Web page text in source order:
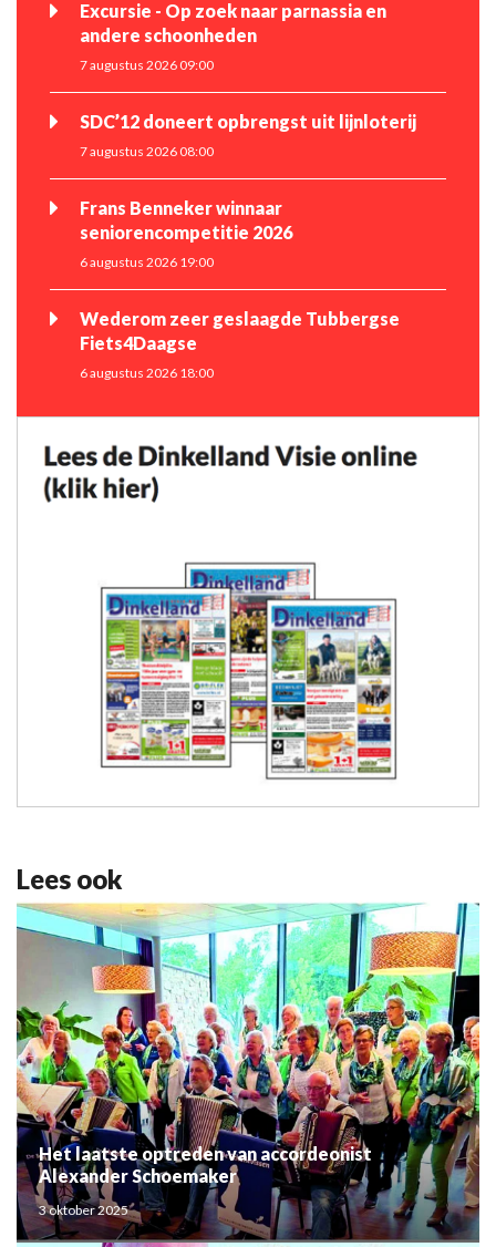
Excursie - Op zoek naar parnassia en
andere schoonheden
7 augustus 2026 09:00
SDC’12 doneert opbrengst uit lijnloterij
7 augustus 2026 08:00
Frans Benneker winnaar
seniorencompetitie 2026
6 augustus 2026 19:00
Wederom zeer geslaagde Tubbergse
Fiets4Daagse
6 augustus 2026 18:00
Lees ook
Het laatste optreden van accordeonist
Alexander Schoemaker
3 oktober 2025